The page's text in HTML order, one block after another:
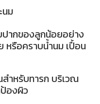
นม
ปากของลูกน้อยอย่าง
หรือคราบน้ำนม เปื้อน
ำหรับทารก บริเวณ
องผิว